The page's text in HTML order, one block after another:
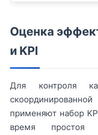
Оценка
и KPI
Для контроля
применяют набор
время простоя